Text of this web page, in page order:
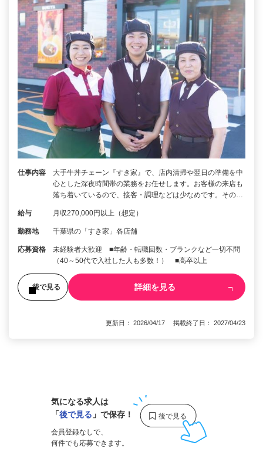
仕事内容
大手牛丼チェーン『すき家』で、店内清掃や翌日の準備を中
心とした深夜時間帯の業務をお任せします。お客様の来店も
落ち着いているので、接客・調理などは少なめです。その…
給与 月収270,000円以上（想定）
勤務地 千葉県の「すき家」各店舗
応募資格
未経験者大歓迎 ■年齢・転職回数・ブランクなど一切不問
（40～50代で入社した人も多数！） ■高卒以上
後で見る 詳細を見る
更新日： 2026/04/17 掲載終了日： 2027/04/23
気になる求人は
「後で見る 」で保存！
会員登録なしで、
何件でも応募できます。